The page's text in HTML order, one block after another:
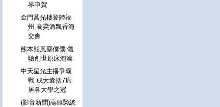
界申賀
金門莒光樓登陸福
州 高粱酒飄香海
交會
熊本熊風塵僕僕 體
驗創世原床泡澡
中天星光主播爭霸
戰 成大囊括7席
居各大學之冠
(影音新聞)高雄榮總